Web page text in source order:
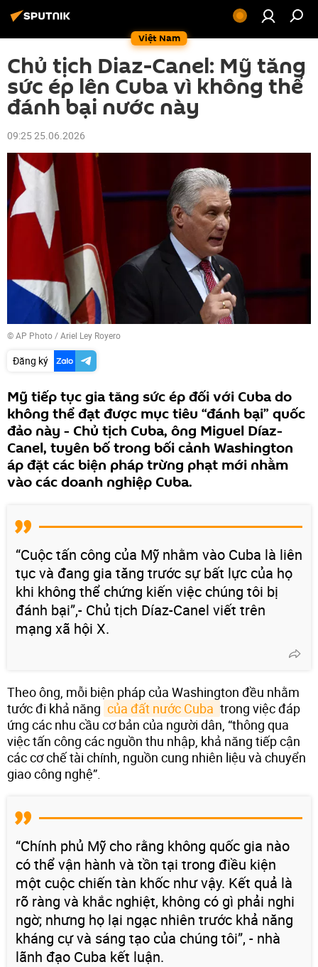
Việt Nam
Chủ tịch Diaz-Canel: Mỹ tăng
sức ép lên Cuba vì không thể
đánh bại nước này
09:25 25.06.2026
© AP Photo / Ariel Ley Royero
Đăng ký
Mỹ tiếp tục gia tăng sức ép đối với Cuba do
không thể đạt được mục tiêu “đánh bại” quốc
đảo này - Chủ tịch Cuba, ông Miguel Díaz-
Canel, tuyên bố trong bối cảnh Washington
áp đặt các biện pháp trừng phạt mới nhằm
vào các doanh nghiệp Cuba.
“Cuộc tấn công của Mỹ nhằm vào Cuba là liên
tục và đang gia tăng trước sự bất lực của họ
khi không thể chứng kiến việc chúng tôi bị
đánh bại”,- Chủ tịch Díaz-Canel viết trên
mạng xã hội X.
Theo ông, mỗi biện pháp của Washington đều nhằm
tước đi khả năng của đất nước Cuba trong việc đáp
ứng các nhu cầu cơ bản của người dân, “thông qua
việc tấn công các nguồn thu nhập, khả năng tiếp cận
các cơ chế tài chính, nguồn cung nhiên liệu và chuyển
giao công nghệ”.
“Chính phủ Mỹ cho rằng không quốc gia nào
có thể vận hành và tồn tại trong điều kiện
một cuộc chiến tàn khốc như vậy. Kết quả là
rõ ràng và khắc nghiệt, không có gì phải nghi
ngờ; nhưng họ lại ngạc nhiên trước khả năng
kháng cự và sáng tạo của chúng tôi”, - nhà
lãnh đạo Cuba kết luận.